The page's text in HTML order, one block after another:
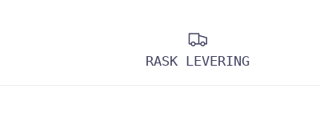
RASK LEVERING